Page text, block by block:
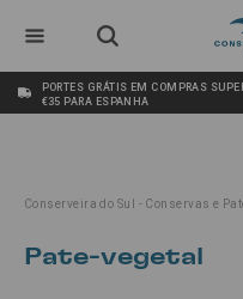
PORTES GRÁTIS EM COMPRAS
€35 PARA ESPANHA
Conserveira do Sul - Conservas e
pate-vegetal